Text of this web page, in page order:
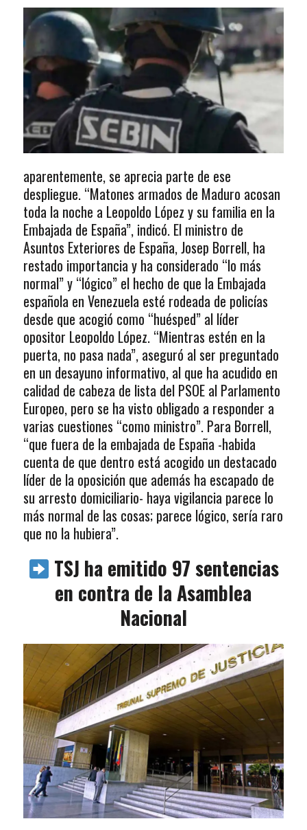
aparentemente, se aprecia parte de ese
despliegue. “Matones armados de Maduro acosan
toda la noche a Leopoldo López y su familia en la
Embajada de España”, indicó. El ministro de
Asuntos Exteriores de España, Josep Borrell, ha
restado importancia y ha considerado “lo más
normal” y “lógico” el hecho de que la Embajada
española en Venezuela esté rodeada de policías
desde que acogió como “huésped” al líder
opositor Leopoldo López. “Mientras estén en la
puerta, no pasa nada”, aseguró al ser preguntado
en un desayuno informativo, al que ha acudido en
calidad de cabeza de lista del PSOE al Parlamento
Europeo, pero se ha visto obligado a responder a
varias cuestiones “como ministro”. Para Borrell,
“que fuera de la embajada de España -habida
cuenta de que dentro está acogido un destacado
líder de la oposición que además ha escapado de
su arresto domiciliario- haya vigilancia parece lo
más normal de las cosas; parece lógico, sería raro
que no la hubiera”.
TSJ ha emitido 97 sentencias
en contra de la Asamblea
Nacional